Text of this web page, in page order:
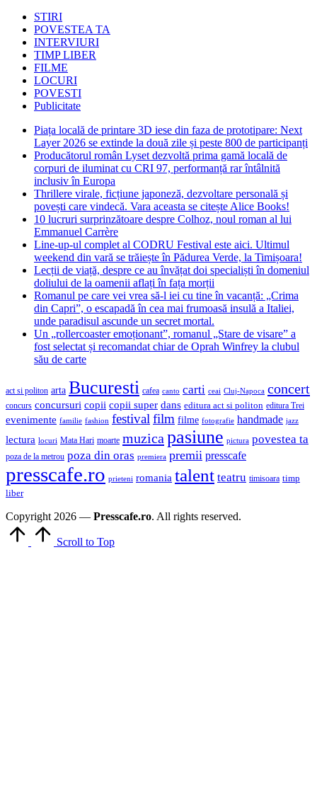
STIRI
POVESTEA TA
INTERVIURI
TIMP LIBER
FILME
LOCURI
POVESTI
Publicitate
Piața locală de printare 3D iese din faza de prototipare: Next
Layer 2026 se extinde la două zile și peste 800 de participanți
Producătorul român Lyset dezvoltă prima gamă locală de
corpuri de iluminat cu CRI 97, performanță rar întâlnită
inclusiv în Europa
Thrillere virale, ficțiune japoneză, dezvoltare personală și
povești care vindecă. Vara aceasta se citește Alice Books!
10 lucruri surprinzătoare despre Colhoz, noul roman al lui
Emmanuel Carrère
Line-up-ul complet al CODRU Festival este aici. Ultimul
weekend din vară se trăiește în Pădurea Verde, la Timișoara!
Lecții de viață, despre ce au învățat doi specialiști în domeniul
doliului de la oamenii aflați în fața morții
Romanul pe care vei vrea să-l iei cu tine în vacanță: „Crima
din Capri”, o escapadă în cea mai frumoasă insulă a Italiei,
unde paradisul ascunde un secret mortal.
Un „rollercoaster emoționant”, romanul „Stare de visare” a
fost selectat și recomandat chiar de Oprah Winfrey la clubul
său de carte
act si politon arta Bucuresti cafea canto carti ceai Cluj-Napoca concert
concurs concursuri copii copii super dans editura act si politon editura Trei
evenimente familie fashion festival film filme fotografie handmade jazz
lectura locuri Mata Hari moarte muzica pasiune pictura povestea ta
poza de la metrou poza din oras premiera premii presscafe
presscafe.ro prieteni romania talent teatru timisoara timp
liber
Copyright 2026 — Presscafe.ro. All rights reserved.
Scroll to Top